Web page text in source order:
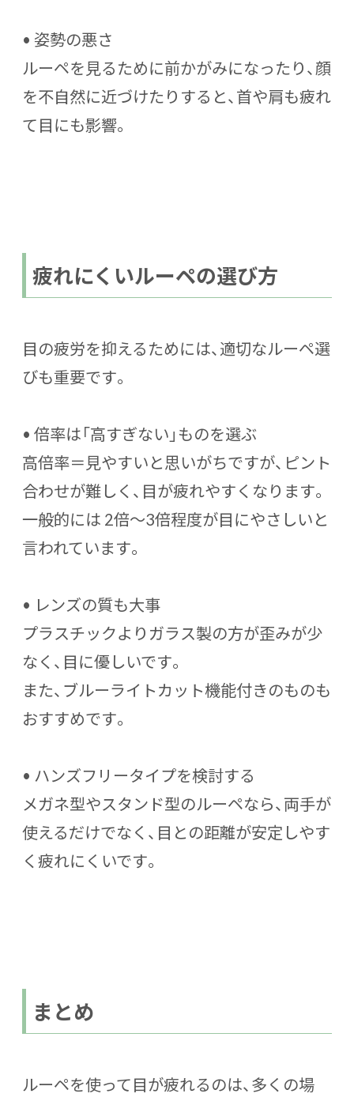
• 姿勢の悪さ
ルーペを見るために前かがみになったり、顔
を不自然に近づけたりすると、首や肩も疲れ
て目にも影響。
疲れにくいルーペの選び方
目の疲労を抑えるためには、 適切なルーペ選
びも重要です。
• 倍率は「高すぎない」ものを選ぶ
高倍率＝見やすいと思いがちですが、ピント
合わせが難しく、目が疲れやすくなります。
一般的には 2倍〜3倍程度が目にやさしいと
言われています。
• レンズの質も大事
プラスチックよりガラス製の方が歪みが少
なく、目に優しいです。
また、 ブルーライトカット機能付きのものも
おすすめです。
• ハンズフリータイプを検討する
メガネ型やスタンド型のルーペなら、両手が
使えるだけでなく、 目との距離が安定しやす
く疲れにくいです。
まとめ
ルーペを使って目が疲れるのは、多くの場